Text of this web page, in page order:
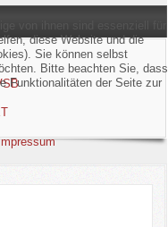
von ihnen sind essenziell für
diese Website und die
Sie können selbst
Bitte beachten Sie, dass
Funktionalitäten der Seite zur